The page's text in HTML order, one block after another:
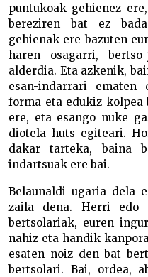
puntukoak gehienez
bereziren bat ez
gehienak ere bazuten
haren osagarri,
alderdia. Eta azkenik,
esan-indarrari ematen
forma eta edukiz kolpea
ere, eta esango nuke
diotela huts egiteari.
dakar tarteka, baina
indartsuak ere bai.
Belaunaldi ugaria dela
zaila dena. Herri edo
bertsolariak, euren
nahiz eta handik
esaten noiz den bat
bertsolari. Bai, ordea,